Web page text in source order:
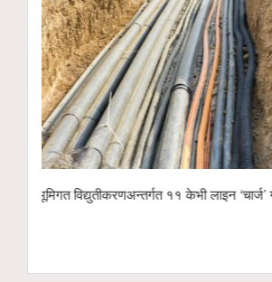
पोखरा रङ्गशालाको वृक्षारोपण अभियानलाई सहयोगः